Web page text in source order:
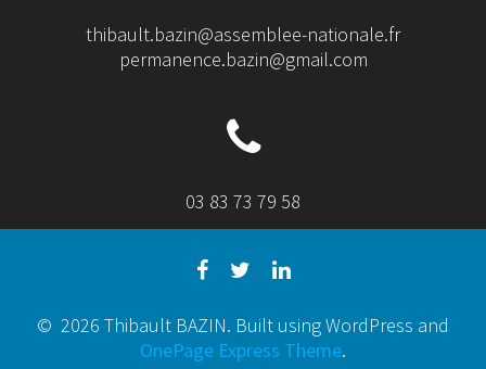
thibault.bazin@assemblee-nationale.fr
permanence.bazin@gmail.com
03 83 73 79 58
© 2026 Thibault BAZIN. Built using WordPress and
OnePage Express Theme.